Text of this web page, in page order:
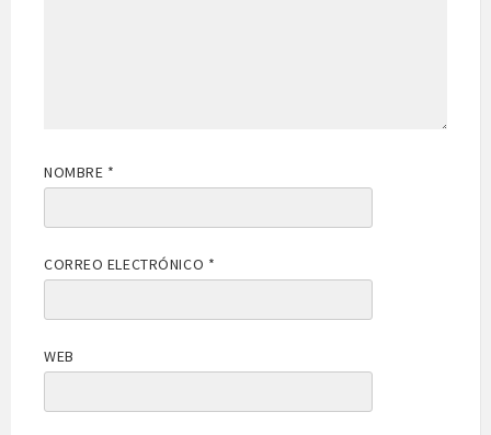
NOMBRE *
CORREO ELECTRÓNICO *
WEB